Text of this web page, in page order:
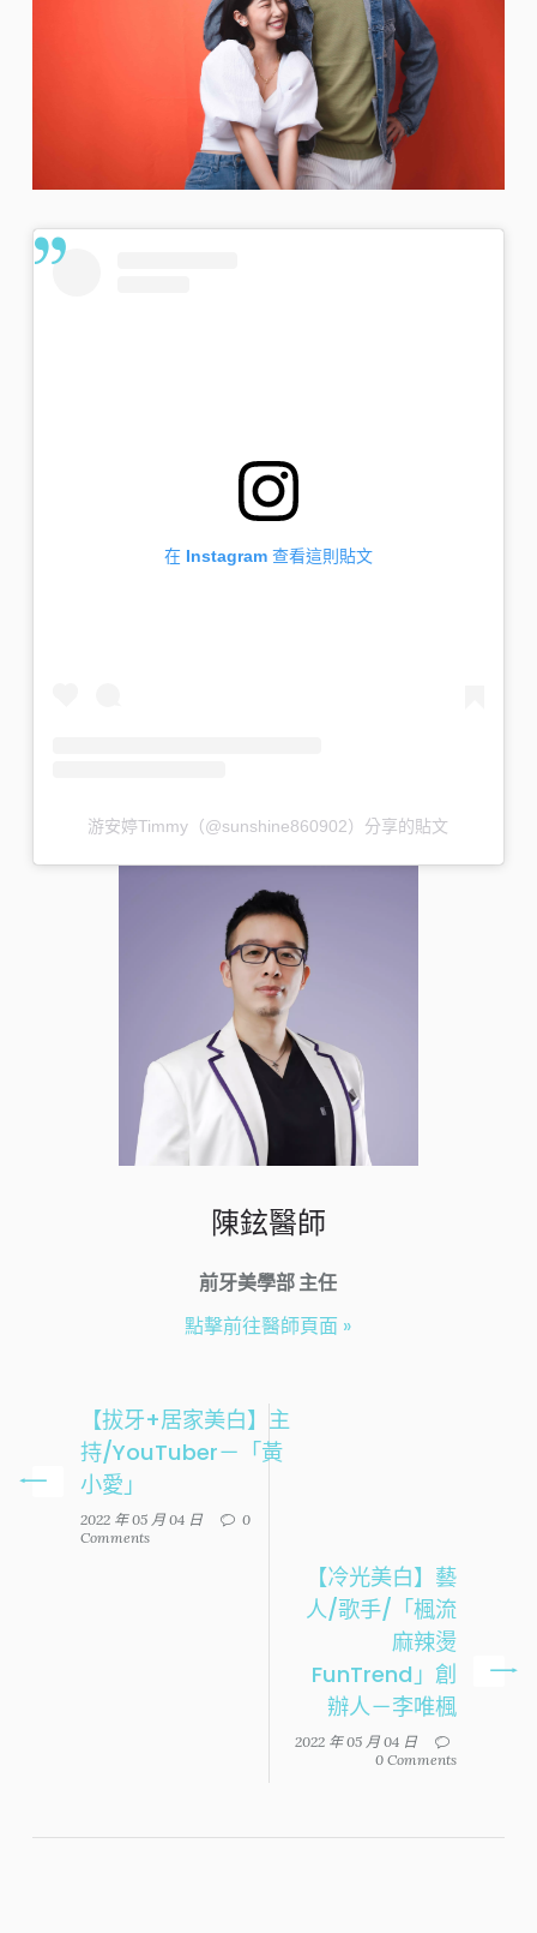
在 Instagram 查看這則貼文
游安婷Timmy（@sunshine860902）分享的貼文
陳鉉醫師
前牙美學部 主任
點擊前往醫師頁面 »
【拔牙+居家美白】主
持/YouTuber－「黃
小愛」
2022 年 05 月 04 日
0
Comments
【冷光美白】藝
人/歌手/「楓流
麻辣燙
FunTrend」創
辦人－李唯楓
2022 年 05 月 04 日
0 Comments